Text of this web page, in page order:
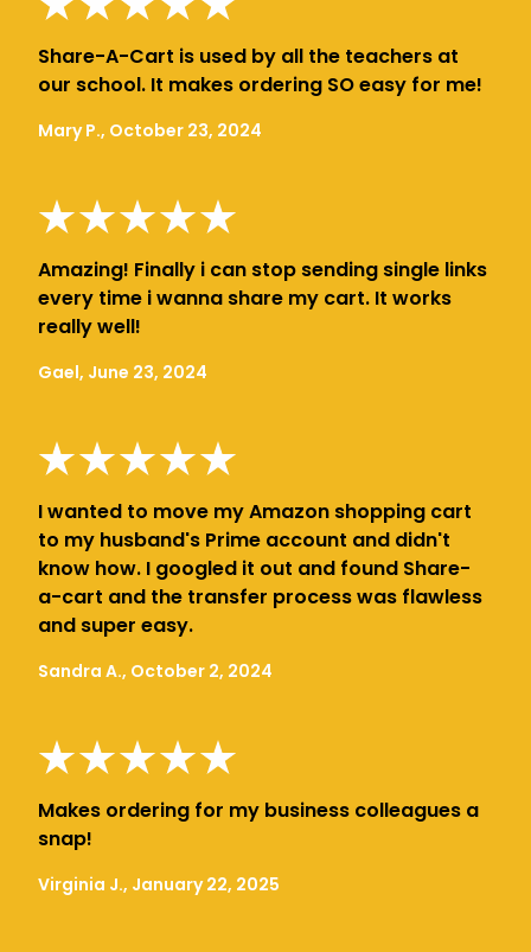
Share-A-Cart is used by all the teachers at
our school. It makes ordering SO easy for me!
Mary P., October 23, 2024
Amazing! Finally i can stop sending single links
every time i wanna share my cart. It works
really well!
Gael, June 23, 2024
I wanted to move my Amazon shopping cart
to my husband's Prime account and didn't
know how. I googled it out and found Share-
a-cart and the transfer process was flawless
and super easy.
Sandra A., October 2, 2024
Makes ordering for my business colleagues a
snap!
Virginia J., January 22, 2025